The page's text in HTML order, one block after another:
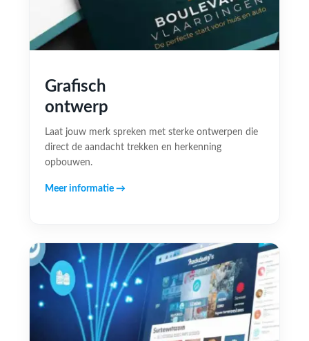
Grafisch
ontwerp
Laat jouw merk spreken met sterke ontwerpen die
direct de aandacht trekken en herkenning
opbouwen.
Meer informatie →